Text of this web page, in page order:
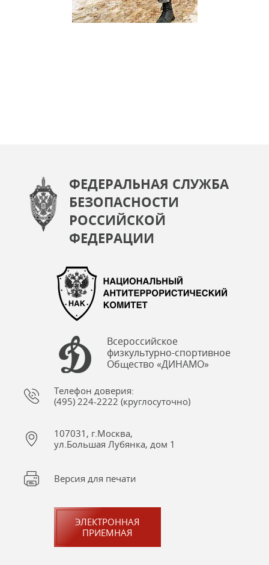
ФЕДЕРАЛЬНАЯ СЛУЖБА
БЕЗОПАСНОСТИ
РОССИЙСКОЙ
ФЕДЕРАЦИИ
Всероссийское
физкультурно-спортивное
Общество «ДИНАМО»
Телефон доверия:
(495) 224-2222 (круглосуточно)
107031, г.Москва,
ул.Большая Лубянка, дом 1
Версия для печати
ЭЛЕКТРОННАЯ
ПРИЕМНАЯ